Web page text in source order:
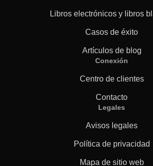
Libros electrónicos y libros
Casos de éxito
Artículos de blog
Conexión
Centro de clientes
Contacto
Legales
Avisos legales
Política de privacidad
Mapa de sitio web